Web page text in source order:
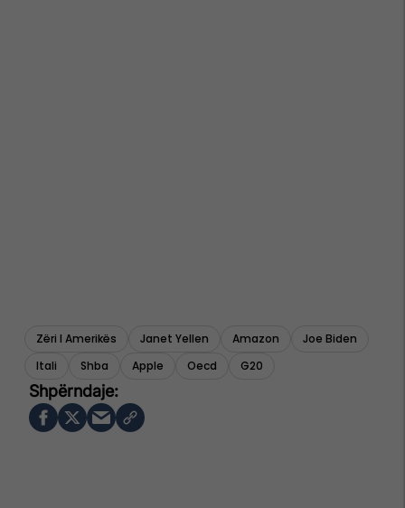
Zëri I Amerikës Janet Yellen Amazon
Joe Biden
Itali
Shba Apple Oecd G20